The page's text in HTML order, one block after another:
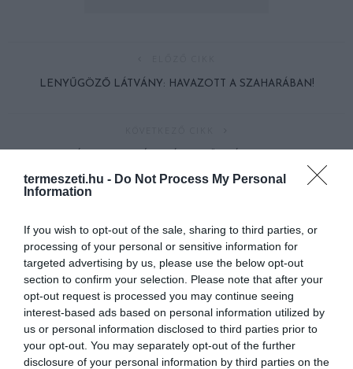
termeszeti.hu - Do Not Process My Personal
Information
If you wish to opt-out of the sale, sharing to third parties, or
processing of your personal or sensitive information for
targeted advertising by us, please use the below opt-out
section to confirm your selection. Please note that after your
opt-out request is processed you may continue seeing
interest-based ads based on personal information utilized by
us or personal information disclosed to third parties prior to
your opt-out. You may separately opt-out of the further
disclosure of your personal information by third parties on the
LENYŰGÖZŐ LÁTVÁNY: HAVAZOTT A SZAHARÁBAN!
HÁZIKÓJA
HASONLÓ ÉRDEKESSÉGEK